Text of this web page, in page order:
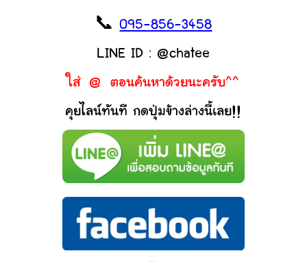
📞095-856-3458
LINE ID : @chatee
ใส่ @ ตอนค้นหาด้วยนะครับ^^
คุยไลน์ทันที กดปุ่มข้างล่างนี้เลย!!